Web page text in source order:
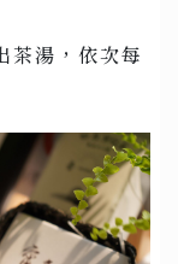
茶湯，依次每